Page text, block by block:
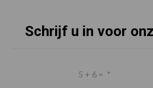
Schrijf u in voor
5 + 6 = *